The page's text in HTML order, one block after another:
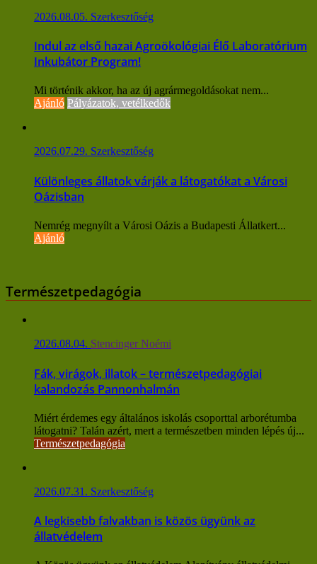
2026.08.05. Szerkesztőség
Indul az első hazai Agroökológiai Élő Laboratórium
Inkubátor Program!
Mi történik akkor, ha az új agrármegoldásokat nem...
Ajánló Pályázatok, vetélkedők
2026.07.29. Szerkesztőség
Különleges állatok várják a látogatókat a Városi
Oázisban
Nemrég megnyílt a Városi Oázis a Budapesti Állatkert...
Ajánló
Természetpedagógia
2026.08.04. Stencinger Noémi
Fák, virágok, illatok – természetpedagógiai
kalandozás Pannonhalmán
Miért érdemes egy általános iskolás csoporttal arborétumba
látogatni? Talán azért, mert a természetben minden lépés új...
Természetpedagógia
2026.07.31. Szerkesztőség
A legkisebb falvakban is közös ügyünk az
állatvédelem